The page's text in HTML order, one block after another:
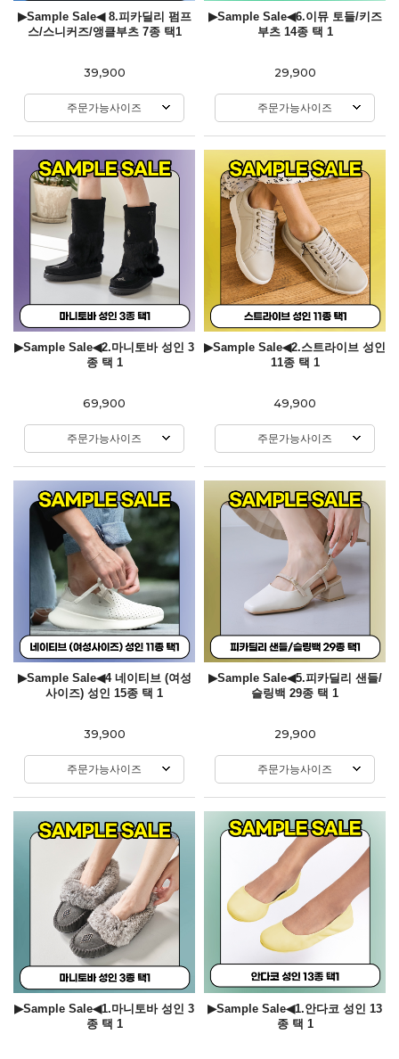
▶Sample Sale◀ 8.피카딜리 펌프
스/스니커즈/앵클부츠 7종 택1
39,900
주문가능사이즈
▶Sample Sale◀6.이뮤 토들/키즈
부츠 14종 택 1
29,900
주문가능사이즈
▶Sample Sale◀2.마니토바 성인 3
종 택 1
69,900
주문가능사이즈
▶Sample Sale◀2.스트라이브 성인
11종 택 1
49,900
주문가능사이즈
▶Sample Sale◀4 네이티브 (여성
사이즈) 성인 15종 택 1
39,900
주문가능사이즈
▶Sample Sale◀5.피카딜리 샌들/
슬링백 29종 택 1
29,900
주문가능사이즈
▶Sample Sale◀1.마니토바 성인 3
종 택 1
▶Sample Sale◀1.안다코 성인 13
종 택 1